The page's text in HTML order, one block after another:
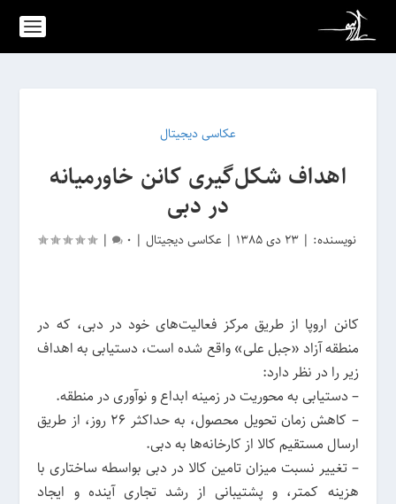
عکاسی دیجیتال
اهداف شکل‌گیری کانن خاورمیانه
در دبی
نویسنده: | 23 دی 1385 | عکاسی دیجیتال |
0
|
کانن اروپا از طریق مرکز فعالیت‌های خود در دبی، که در
منطقه آزاد «جبل علی» واقع شده است، دستیابی به اهداف
زیر را در نظر دارد:
– دستیابی به محوریت در زمینه ابداع و نوآوری در منطقه.
– کاهش زمان تحویل محصول، به حداکثر 26 روز، از طریق
ارسال مستقیم کالا از کارخانه‌ها به دبی.
– تغییر نسبت میزان تامین کالا در دبی بواسطه ساختاری با
هزینه کمتر، و پشتیبانی از رشد تجاری آینده و ایجاد